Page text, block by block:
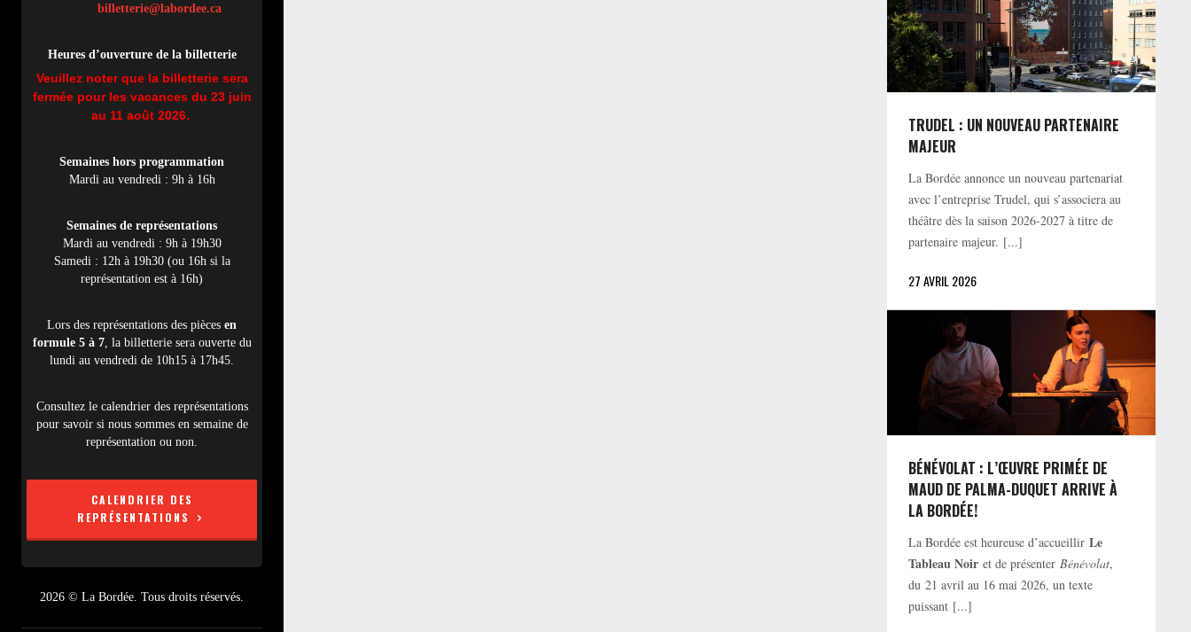
billetterie@labordee.ca
Heures d’ouverture de la billetterie
Veuillez noter que la billetterie sera
fermée pour les vacances du 23 juin
au 11 août 2026.
Semaines hors programmation
Mardi au vendredi : 9h à 16h
Semaines de représentations
Mardi au vendredi : 9h à 19h30
Samedi : 12h à 19h30 (ou 16h si la
représentation est à 16h)
Lors des représentations des pièces en
formule 5 à 7, la billetterie sera ouverte du
lundi au vendredi de 10h15 à 17h45.
Consultez le calendrier des représentations
pour savoir si nous sommes en semaine de
représentation ou non.
CALENDRIER DES
REPRÉSENTATIONS
2026 © La Bordée. Tous droits réservés.
TRUDEL : UN NOUVEAU PARTENAIRE
MAJEUR
La Bordée annonce un nouveau partenariat
avec l’entreprise Trudel, qui s’associera au
théâtre dès la saison 2026-2027 à titre de
partenaire majeur. [...]
27 AVRIL 2026
BÉNÉVOLAT : L’ŒUVRE PRIMÉE DE
MAUD DE PALMA-DUQUET ARRIVE À
LA BORDÉE!
La Bordée est heureuse d’accueillirLe
Tableau Noir et de présenterBénévolat,
du 21 avril au 16 mai 2026, un texte
puissant [...]